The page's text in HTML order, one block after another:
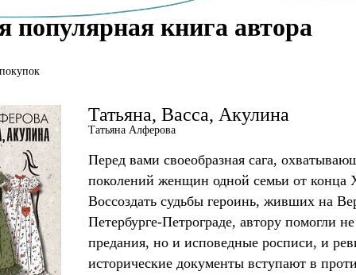
популярная книга автора
Татьяна, Васса, Акулина
Татьяна Алферова
Перед вами своеобразная сага,
поколений женщин одной семьи от конца
Воссоздать судьбы героинь, живших на
Петербурге-Петрограде, автору помогли
предания, но и исповедные росписи, и
исторические документы вступают в